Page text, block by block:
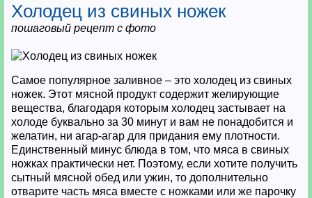
Холодец из свиных ножек
пошаговый рецепт с фото
Самое популярное заливное – это холодец из свиных
ножек. Этот мясной продукт содержит желирующие
вещества, благодаря которым холодец застывает на
холоде буквально за 30 минут и вам не понадобится и
желатин, ни агар-агар для придания ему плотности.
Единственный минус блюда в том, что мяса в свиных
ножках практически нет. Поэтому, если хотите получить
сытный мясной обед или ужин, то дополнительно
отварите часть мяса вместе с ножками или же парочку